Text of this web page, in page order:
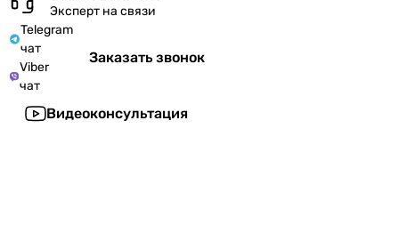
Эксперт на связи
Telegram
чат
Viber
чат
Заказать звонок
Видеоконсультация